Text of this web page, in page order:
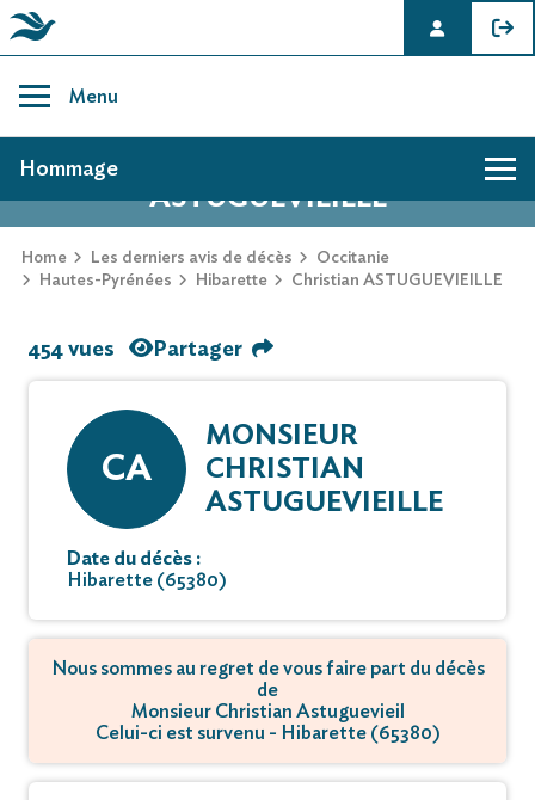
content
Menu
AVIS DE DÉCÈS DE CHRISTIAN
ASTUGUEVIEILLE
Home Les derniers avis de décès
Occitanie
Hautes-Pyrénées
Hibarette Christian ASTUGUEVIEILLE
Hommage
454 vues Partager
CA
MONSIEUR
CHRISTIAN
ASTUGUEVIEILLE
Date du décès :
Hibarette (65380)
Nous sommes au regret de vous faire part du décès
de
Monsieur Christian Astuguevieil
Celui-ci est survenu - Hibarette (65380)